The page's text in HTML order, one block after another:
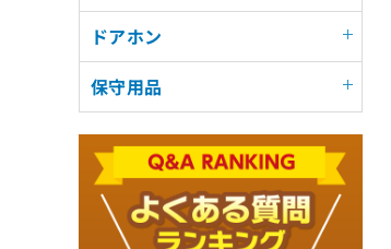
ドアホン
保守用品